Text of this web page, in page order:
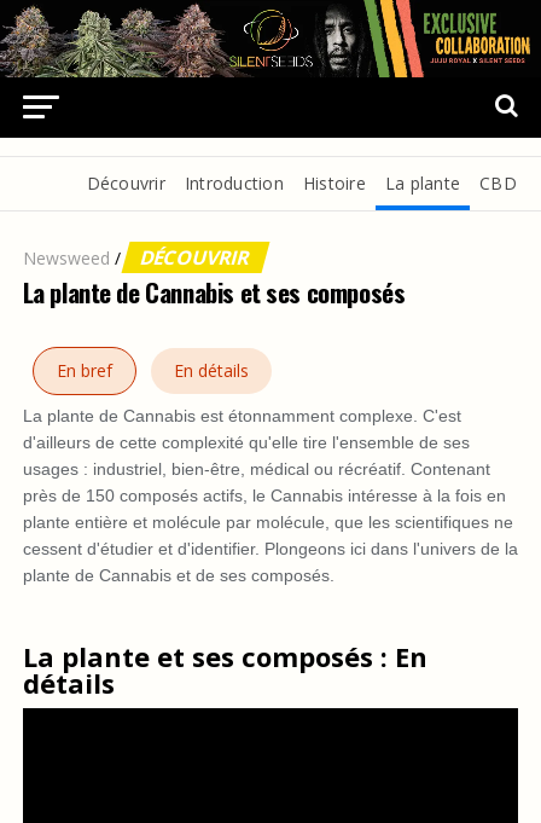
Découvrir Introduction Histoire La plante CBD
Newsweed / DÉCOUVRIR
La plante de Cannabis et ses composés
En bref En détails
La plante de Cannabis est étonnamment complexe. C'est
d'ailleurs de cette complexité qu'elle tire l'ensemble de ses
usages : industriel, bien-être, médical ou récréatif. Contenant
près de 150 composés actifs, le Cannabis intéresse à la fois en
plante entière et molécule par molécule, que les scientifiques ne
cessent d'étudier et d'identifier. Plongeons ici dans l'univers de la
plante de Cannabis et de ses composés.
La plante et ses composés : En
détails